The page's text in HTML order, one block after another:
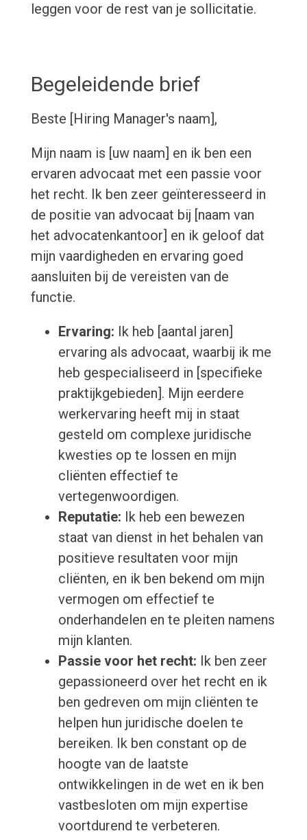
leggen voor de rest van je sollicitatie.
Begeleidende brief
Beste [Hiring Manager's naam],
Mijn naam is [uw naam] en ik ben een
ervaren advocaat met een passie voor
het recht. Ik ben zeer geïnteresseerd in
de positie van advocaat bij [naam van
het advocatenkantoor] en ik geloof dat
mijn vaardigheden en ervaring goed
aansluiten bij de vereisten van de
functie.
Ervaring: Ik heb [aantal jaren]
ervaring als advocaat, waarbij ik me
heb gespecialiseerd in [specifieke
praktijkgebieden]. Mijn eerdere
werkervaring heeft mij in staat
gesteld om complexe juridische
kwesties op te lossen en mijn
cliënten effectief te
vertegenwoordigen.
Reputatie: Ik heb een bewezen
staat van dienst in het behalen van
positieve resultaten voor mijn
cliënten, en ik ben bekend om mijn
vermogen om effectief te
onderhandelen en te pleiten namens
mijn klanten.
Passie voor het recht: Ik ben zeer
gepassioneerd over het recht en ik
ben gedreven om mijn cliënten te
helpen hun juridische doelen te
bereiken. Ik ben constant op de
hoogte van de laatste
ontwikkelingen in de wet en ik ben
vastbesloten om mijn expertise
voortdurend te verbeteren.